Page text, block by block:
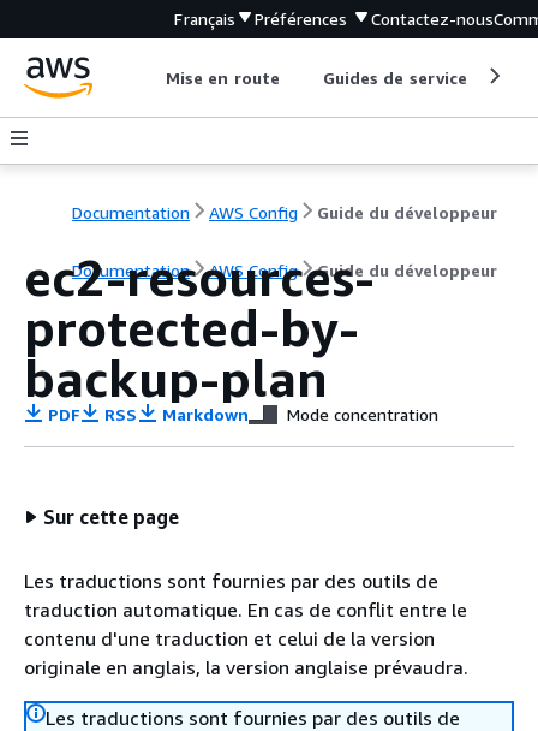
Français Préférences Contactez-nous
Mise en route Guides de service
Documentation AWS Config Guide du développeur
Documentation AWS Config Guide du développeur
ec2-resources-
protected-by-
backup-plan
PDF RSS Markdown Mode concentration
Sur cette page
Les traductions sont fournies par des outils de
traduction automatique. En cas de conflit entre le
contenu d'une traduction et celui de la version
originale en anglais, la version anglaise prévaudra.
Les traductions sont fournies par des outils de